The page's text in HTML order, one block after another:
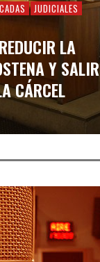
JUDICIALES
LA
Y SALIR
CÁRCEL